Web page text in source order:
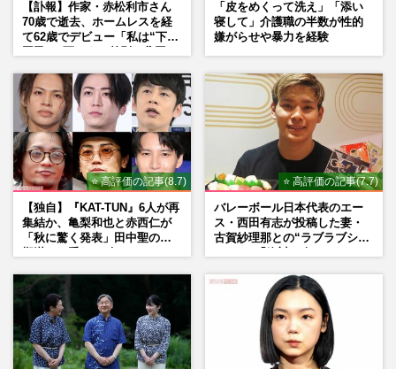
【訃報】作家・赤松利市さん
70歳で逝去、ホームレスを経
て62歳でデビュー「私は“下級
「皮をめくって洗え」「添い
寝して」介護職の半数が性的
嫌がらせや暴力を経験
⭐ 高評価の記事(8.7)
【独自】『KAT-TUN』6人が再
集結か、亀梨和也と赤西仁が
「秋に驚く発表」田中聖の刑
⭐ 高評価の記事(7.7)
バレーボール日本代表のエー
ス・西田有志が投稿した妻・
古賀紗理那との“ラブラブショ
判殺到の理由